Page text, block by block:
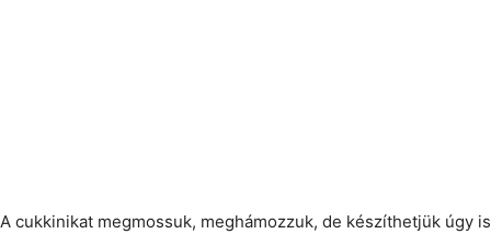
A cukkinikat megmossuk, meghámozzuk, de készíthetjük úgy